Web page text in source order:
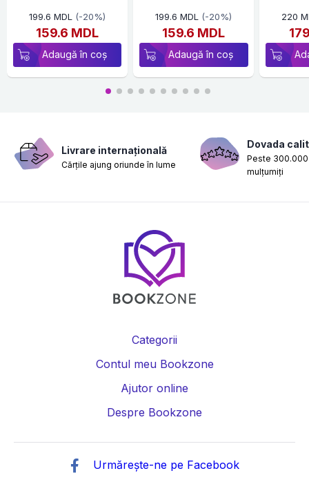
199.6 MDL (-20%)
159.6 MDL
Adaugă în coș
199.6 MDL (-20%)
159.6 MDL
Adaugă în coș
220
Livrare internațională
Cărțile ajung oriunde în lume
Dovada
Peste
mulțumiți
Categorii
Contul meu Bookzone
Ajutor online
Despre Bookzone
Urmărește-ne pe Facebook